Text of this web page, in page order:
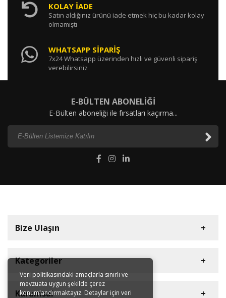
Veri politikasındaki amaçlarla sınırlı ve
mevzuata uygun şekilde çerez
konumlandırmaktayız. Detaylar için veri
KOLAY İADE
Satın aldığınız ürünü iade etmek hiç bu kadar kolay
olmamıştı
WHATSAPP SİPARİŞ
7x24 Whatsapp üzerinden hızlı ve güvenli sipariş
verebilirsiniz
E-BÜLTEN ABONELİĞİ
E-Bülten aboneliği ile fırsatları kaçırma...
Bize Ulaşın
Müşteri Hizmetleri
Kategoriler
Diyaframlı Pompalar
Kurumsal